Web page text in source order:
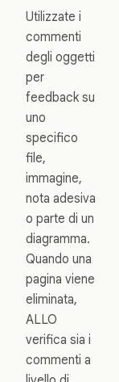
Utilizzate i
commenti
degli oggetti
per
feedback su
uno
specifico
file,
immagine,
nota adesiva
o parte di un
diagramma.
Quando una
pagina viene
eliminata,
ALLO
verifica sia i
commenti a